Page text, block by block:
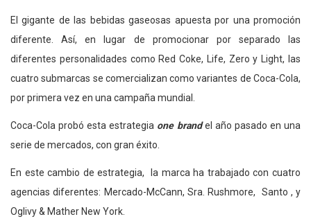
El gigante de las bebidas gaseosas apuesta por una promoción
diferente. Así, en lugar de promocionar por separado las
diferentes personalidades como Red Coke, Life, Zero y Light, las
cuatro submarcas se comercializan como variantes de Coca-Cola,
por primera vez en una campaña mundial.
Coca-Cola probó esta estrategia one brandel año pasado en una
serie de mercados, con gran éxito.
En este cambio de estrategia, la marca ha trabajado con cuatro
agencias diferentes: Mercado-McCann, Sra. Rushmore, Santo , y
Oglivy & Mather New York.